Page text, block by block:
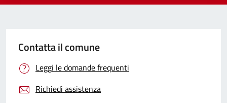
Contatta il comune
Leggi le domande frequenti
Richiedi assistenza